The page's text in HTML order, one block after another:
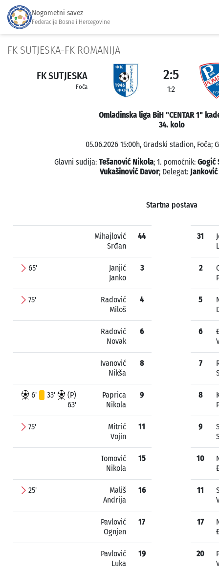
Nogometni savez
Federacije Bosne i Hercegovine
FK SUTJESKA-FK ROMANIJA
FK SUTJESKA
Foča
2:5
1:2
Omladinska liga BiH "CENTAR 1"
34. kolo
05.06.2026 15:00h, Gradski stadion, Foča;
Glavni sudija: Tešanović Nikola; 1. pomoćnik: Gogić
Vukašinović Davor; Delegat:
Startna postava
Mihajlović
Srđan
44
65'
Janjić
Janko
3
75'
Radović
Miloš
4
Radović
Novak
6
Ivanović
Nikša
8
6' 33'
(P)
63'
Paprica
Nikola
9
75'
Mitrić
Vojin
11
Tomović
Nikola
15
25'
Mališ
Andrija
16
Pavlović
Ognjen
17
Pavlović
Luka
19
31
2
5
6
7
8
9
10
11
17
20